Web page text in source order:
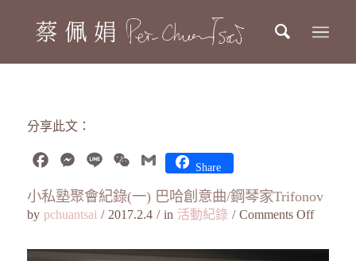
分享此文：
FacebookMessenger
Line WeChatGmail
Share
小私塾聚會紀錄(一) 巴哈創意曲/鋼琴家Trifonov
by pchuantsai / 2017.2.4 / in 活動紀錄 / Comments Off